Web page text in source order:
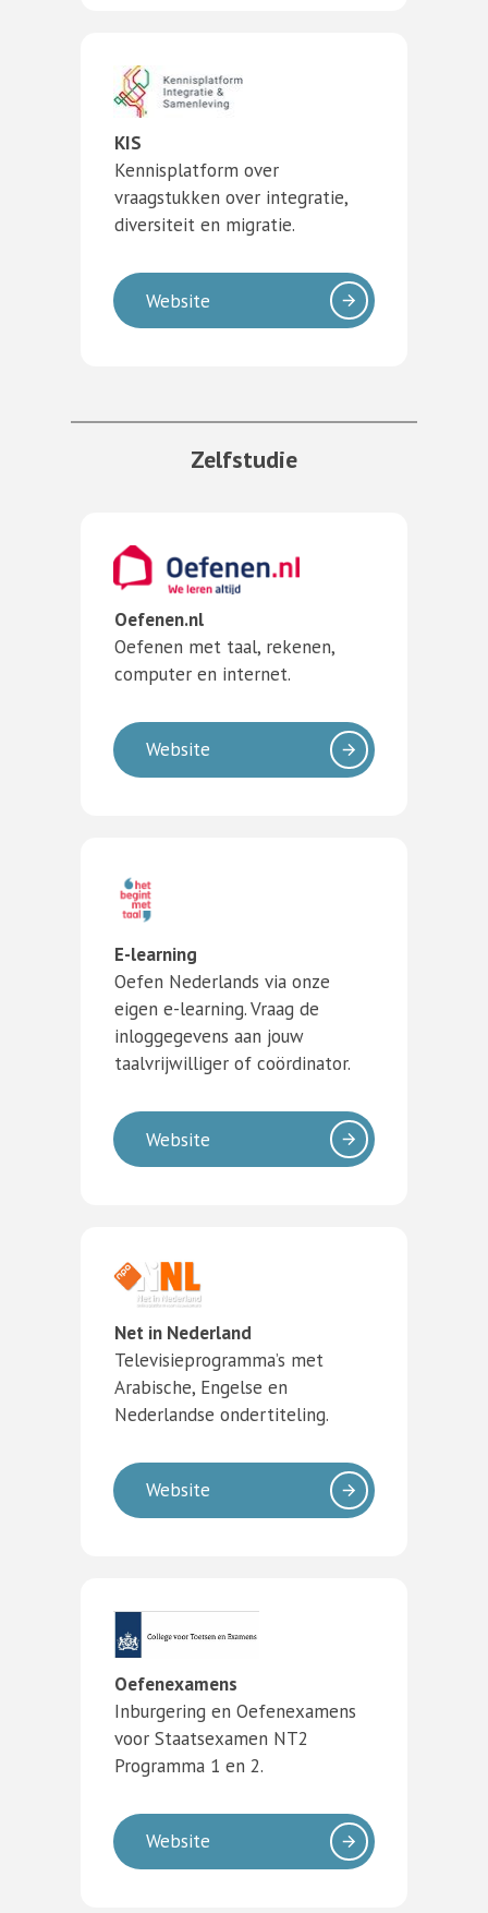
KIS
Kennisplatform over
vraagstukken over integratie,
diversiteit en migratie.
Website
Zelfstudie
Oefenen.nl
Oefenen met taal, rekenen,
computer en internet.
Website
E-learning
Oefen Nederlands via onze
eigen e-learning. Vraag de
inloggegevens aan jouw
taalvrijwilliger of coördinator.
Website
Net in Nederland
Televisieprogramma’s met
Arabische, Engelse en
Nederlandse ondertiteling.
Website
Oefenexamens
Inburgering en Oefenexamens
voor Staatsexamen NT2
Programma 1 en 2.
Website